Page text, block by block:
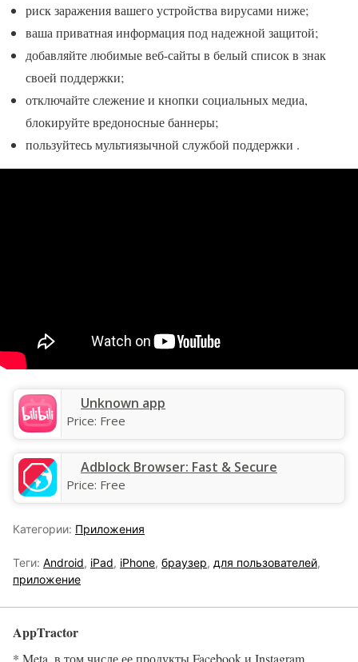
риск заражения вашего устройства вирусами ниже;
ваша приватная информация под надежной защитой;
добавляйте любимые веб-сайты в белый список в знак
своей поддержки;
отключайте слежение и кнопки социальных медиа,
блокируйте вредоносные баннеры;
пользуйтесь мультиязычной службой поддержки .
Unknown app
Price: Free
Adblock Browser: Fast & Secure
Price: Free
Категории: Приложения
Теги: Android, iPad, iPhone, браузер, для пользователей,
приложение
AppTractor